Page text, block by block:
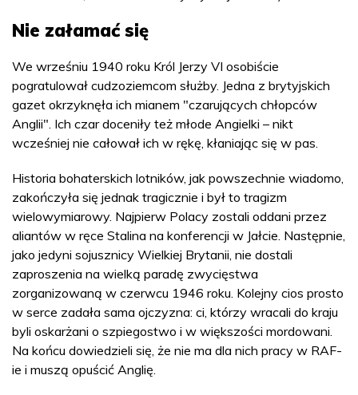
Nie załamać się
We wrześniu 1940 roku Król Jerzy VI osobiście
pogratulował cudzoziemcom służby. Jedna z brytyjskich
gazet okrzyknęła ich mianem "czarujących chłopców
Anglii". Ich czar doceniły też młode Angielki – nikt
wcześniej nie całował ich w rękę, kłaniając się w pas.
Historia bohaterskich lotników, jak powszechnie wiadomo,
zakończyła się jednak tragicznie i był to tragizm
wielowymiarowy. Najpierw Polacy zostali oddani przez
aliantów w ręce Stalina na konferencji w Jałcie. Następnie,
jako jedyni sojusznicy Wielkiej Brytanii, nie dostali
zaproszenia na wielką paradę zwycięstwa
zorganizowaną w czerwcu 1946 roku. Kolejny cios prosto
w serce zadała sama ojczyzna: ci, którzy wracali do kraju
byli oskarżani o szpiegostwo i w większości mordowani.
Na końcu dowiedzieli się, że nie ma dla nich pracy w RAF-
ie i muszą opuścić Anglię.